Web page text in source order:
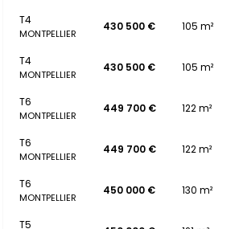
T4
MONTPELLIER
430 500 € 105 m²
T4
MONTPELLIER
430 500 € 105 m²
T6
MONTPELLIER
449 700 € 122 m²
T6
MONTPELLIER
449 700 € 122 m²
T6
MONTPELLIER
450 000 € 130 m²
T5